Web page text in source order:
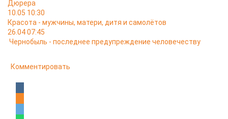
Дюрера
10.05 10:30
Красота - мужчины, матери, дитя и самолётов
26.04 07:45
Чернобыль - последнее предупреждение человечеству
Комментировать